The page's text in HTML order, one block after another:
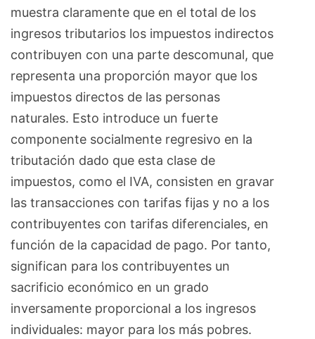
muestra claramente que en el total de los
ingresos tributarios los impuestos indirectos
contribuyen con una parte descomunal, que
representa una proporción mayor que los
impuestos directos de las personas
naturales. Esto introduce un fuerte
componente socialmente regresivo en la
tributación dado que esta clase de
impuestos, como el IVA, consisten en gravar
las transacciones con tarifas fijas y no a los
contribuyentes con tarifas diferenciales, en
función de la capacidad de pago. Por tanto,
significan para los contribuyentes un
sacrificio económico en un grado
inversamente proporcional a los ingresos
individuales: mayor para los más pobres.